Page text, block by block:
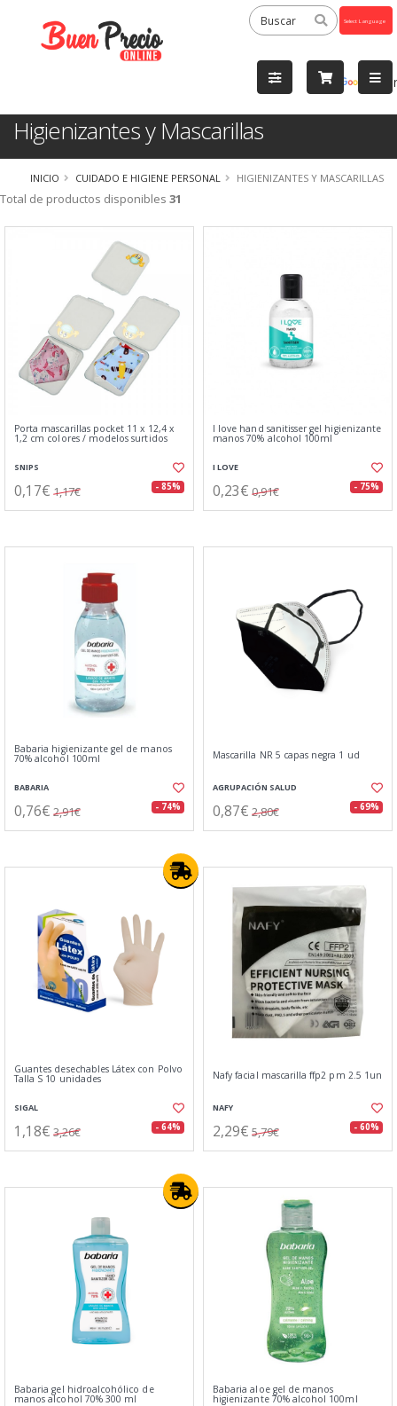
by
Higienizantes y Mascarillas
INICIO CUIDADO E HIGIENE PERSONAL HIGIENIZANTES Y MASCARILLAS
Total de productos disponibles 31
Porta mascarillas pocket 11 x 12,4 x
1,2 cm colores / modelos surtidos
SNIPS
0,17€ 1,17€ - 85%
I love hand sanitisser gel higienizante
manos 70% alcohol 100ml
I LOVE
0,23€ 0,91€ - 75%
Babaria higienizante gel de manos
70% alcohol 100ml
BABARIA
0,76€ 2,91€ - 74%
Mascarilla NR 5 capas negra 1 ud
AGRUPACIÓN SALUD
0,87€ 2,80€ - 69%
Guantes desechables Látex con Polvo
Talla S 10 unidades
SIGAL
1,18€ 3,26€ - 64%
Nafy facial mascarilla ffp2 pm 2.5 1un
NAFY
2,29€ 5,79€ - 60%
Babaria gel hidroalcohólico de
manos alcohol 70% 300 ml
Babaria aloe gel de manos
higienizante 70% alcohol 100ml